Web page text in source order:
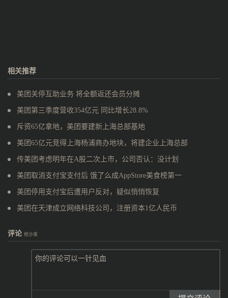
相关推荐
美团关停互助业务 将全额返还会员分摊
美团第三季度营收354亿元 同比增长28.8%
斥资65亿拿地，美团要建新上海总部基地
美团65亿元竞得上海杨浦商办地块，将建企业上海总部
传美团考虑明年在A股二次上市，公司否认：没计划
美团取消支付宝支付后 饿了么成AppStore美食榜第一
美团停用支付宝后遭用户反对，疑似悄悄恢复
美团在天津成立网络科技公司，注册资本1亿人民币
评论 抢沙发